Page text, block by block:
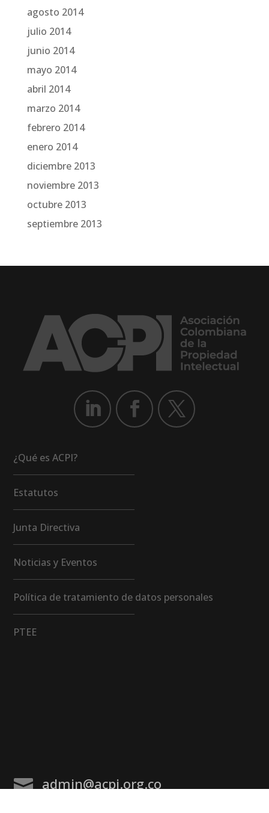
agosto 2014
julio 2014
junio 2014
mayo 2014
abril 2014
marzo 2014
febrero 2014
enero 2014
diciembre 2013
noviembre 2013
octubre 2013
septiembre 2013
¿Qué es ACPI?
Estatutos
Junta Directiva
Noticias y Eventos
Política de tratamiento de datos personales
PTEE
 admin@acpi.org.co